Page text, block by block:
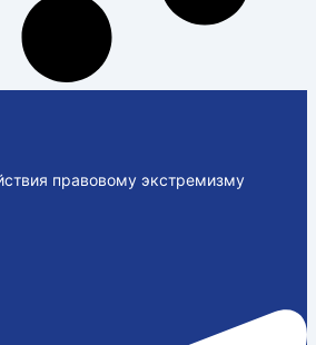
правовому экстремизму